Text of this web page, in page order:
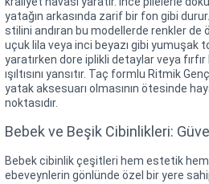
yatağın arkasında zarif bir fon gibi
stilini andıran bu modellerde renkler de
uçuk lila veya inci beyazı gibi
yaratırken dore iplikli detaylar veya
ışıltısını yansıtır. Taç formlu Ritmik
yatak aksesuarı olmasının ötesinde
noktasıdır.
Bebek ve Beşik Cibinlikleri:
Bebek cibinlik çeşitleri hem estetik
ebeveynlerin gönlünde özel bir yere